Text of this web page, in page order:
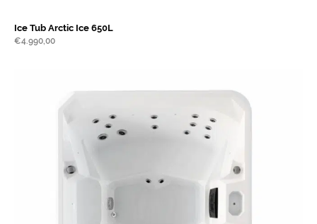
Ice Tub Arctic Ice 650L
€4.990,00